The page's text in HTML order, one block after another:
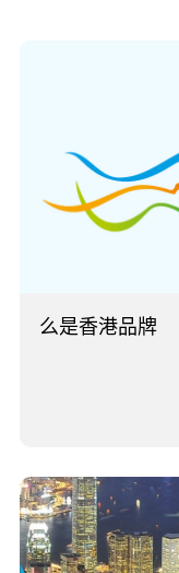
么是香港品牌